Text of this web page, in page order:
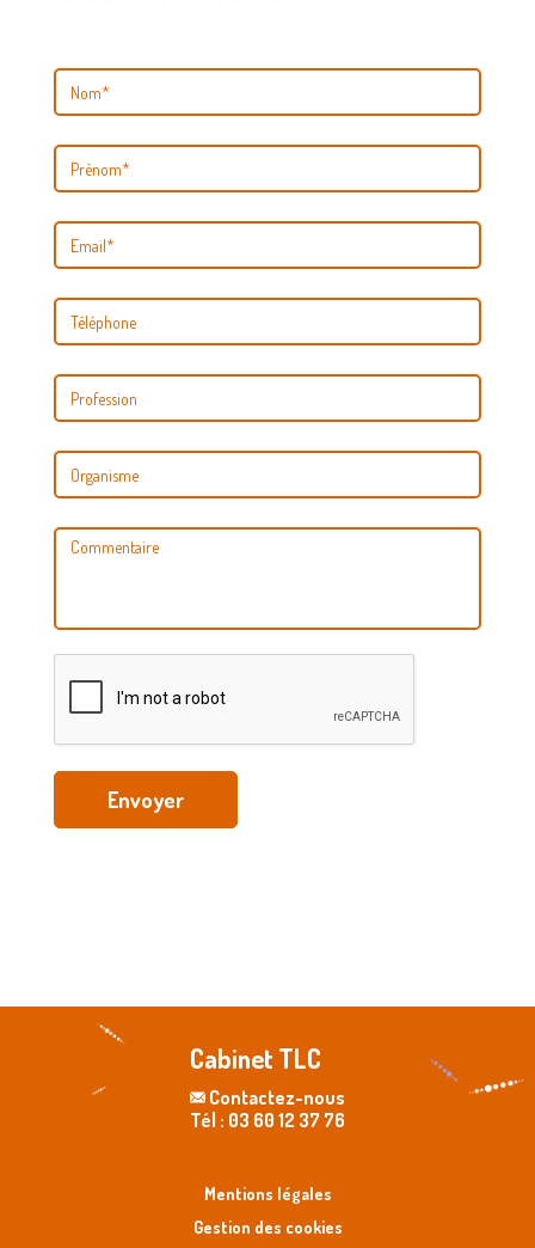
Envoyer
Cabinet TLC
Contactez-nous
Tél : 03 60 12 37 76
Mentions légales
Gestion des cookies